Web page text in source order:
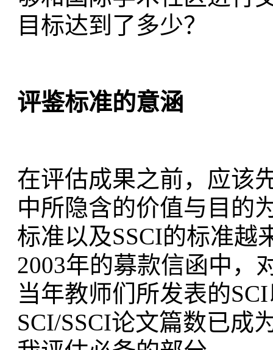
目标达到了多少？
评鉴标准的意涵
在评估成果之前，应该
中所隐含的价值与目的
标准以及SSCI的标准越
2003年的募款信函中，
当年教师们所发表的
SCI/SSCI论文篇数已成